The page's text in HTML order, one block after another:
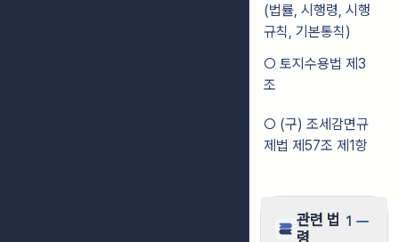
(법률, 시행령, 시행
규칙, 기본통칙)
○ 토지수용법 제3
조
○ (구) 조세감면규
제법 제57조 제1항
관련 법
령
1